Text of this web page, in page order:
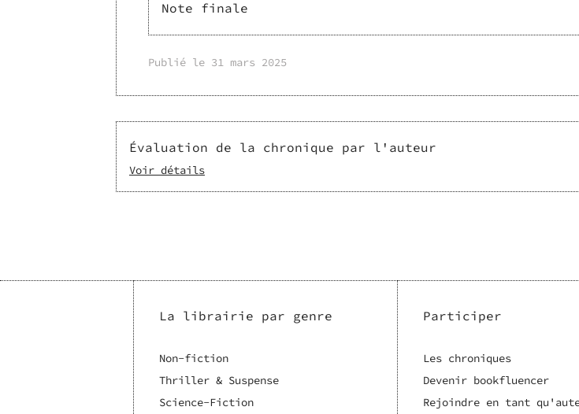
Note finale
Publié le 31 mars 2025
Évaluation de la chronique par l'auteur
Voir détails
La librairie par genre
Non-fiction
Thriller & Suspense
Science-Fiction
Participer
Les chroniques
Devenir bookfluencer
Rejoindre en tant